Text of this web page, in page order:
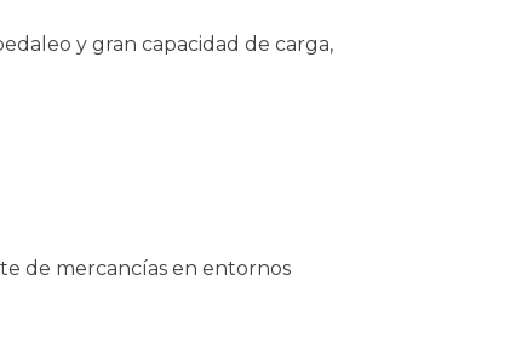
y gran capacidad de carga,
de mercancías en entornos